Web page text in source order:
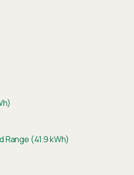
Range (41.9 kWh)